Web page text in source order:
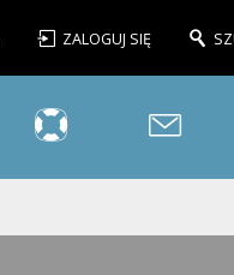
ZALOGUJ SIĘ